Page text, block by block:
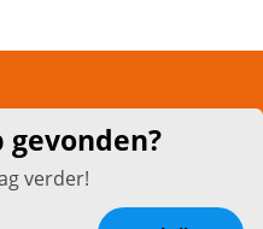
gevonden?
verder!